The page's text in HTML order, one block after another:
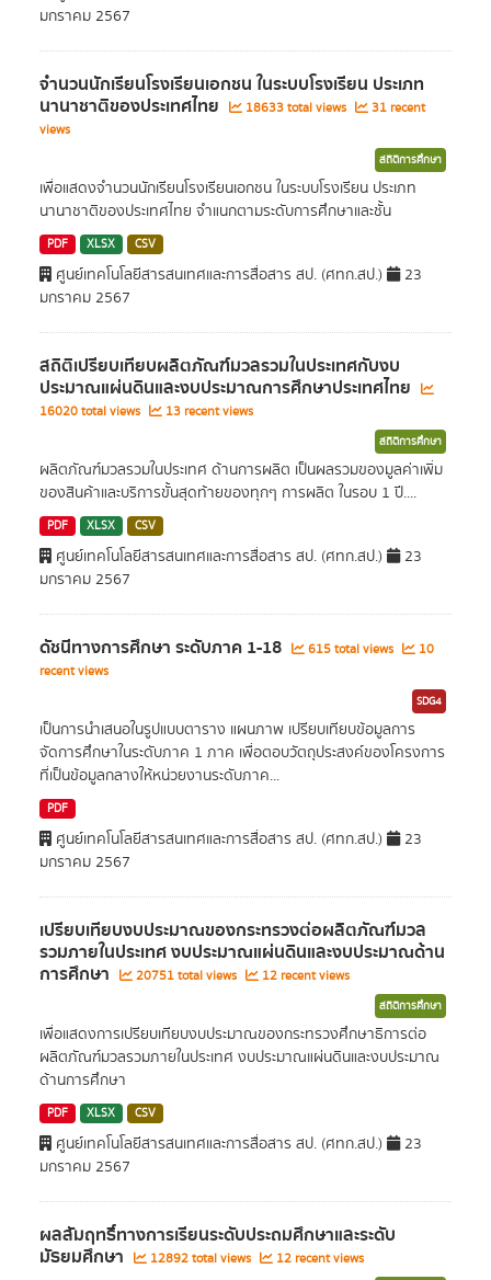
มกราคม 2567
จำนวนนักเรียนโรงเรียนเอกชน ในระบบโรงเรียน ประเภท
นานาชาติของประเทศไทย 18633 total views
31 recent
views
สถิติการศึกษา
เพื่อแสดงจำนวนนักเรียนโรงเรียนเอกชน ในระบบโรงเรียน ประเภท
นานาชาติของประเทศไทย จำแนกตามระดับการศึกษาและชั้น
PDF XLSX CSV
ศูนย์เทคโนโลยีสารสนเทศและการสื่อสาร สป. (ศทก.สป.)
23
มกราคม 2567
สถิติเปรียบเทียบผลิตภัณฑ์มวลรวมในประเทศกับงบ
ประมาณแผ่นดินและงบประมาณการศึกษาประเทศไทย
16020 total views 13 recent views
สถิติการศึกษา
ผลิตภัณฑ์มวลรวมในประเทศ ด้านการผลิต เป็นผลรวมของมูลค่าเพิ่ม
ของสินค้าและบริการขั้นสุดท้ายของทุกๆ การผลิต ในรอบ 1 ปี....
PDF XLSX CSV
ศูนย์เทคโนโลยีสารสนเทศและการสื่อสาร สป. (ศทก.สป.)
23
มกราคม 2567
ดัชนีทางการศึกษา ระดับภาค 1-18 615 total views
10
recent views
SDG4
เป็นการนำเสนอในรูปแบบตาราง แผนภาพ เปรียบเทียบข้อมูลการ
จัดการศึกษาในระดับภาค 1 ภาค เพื่อตอบวัตถุประสงค์ของโครงการ
ที่เป็นข้อมูลกลางให้หน่วยงานระดับภาค...
PDF
ศูนย์เทคโนโลยีสารสนเทศและการสื่อสาร สป. (ศทก.สป.)
23
มกราคม 2567
เปรียบเทียบงบประมาณของกระทรวงต่อผลิตภัณฑ์มวล
รวมภายในประเทศ งบประมาณแผ่นดินและงบประมาณด้าน
การศึกษา 20751 total views 12 recent views
สถิติการศึกษา
เพื่อแสดงการเปรียบเทียบงบประมาณของกระทรวงศึกษาธิการต่อ
ผลิตภัณฑ์มวลรวมภายในประเทศ งบประมาณแผ่นดินและงบประมาณ
ด้านการศึกษา
PDF XLSX CSV
ศูนย์เทคโนโลยีสารสนเทศและการสื่อสาร สป. (ศทก.สป.)
23
มกราคม 2567
ผลสัมฤทธิ์ทางการเรียนระดับประถมศึกษาและระดับ
มัธยมศึกษา 12892 total views 12 recent views